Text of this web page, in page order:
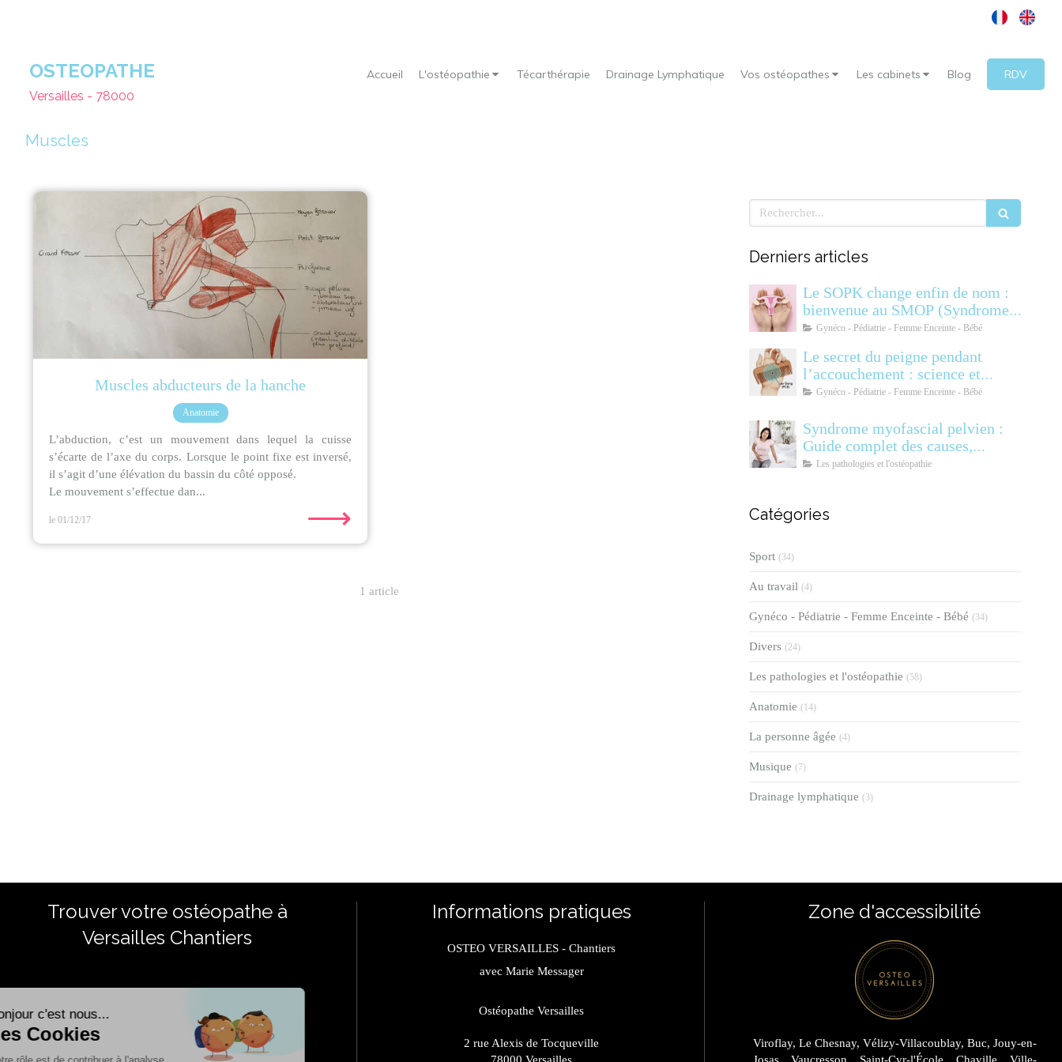
Accueil L'ostéopathie Técarthérapie Drainage Lymphatique Vos ostéopathes Les cabinets Blog RDV
OSTEOPATHE
Versailles - 78000
Muscles
Muscles abducteurs de la hanche
Anatomie
L’abduction, c’est un mouvement dans lequel la cuisse
s’écarte de l’axe du corps. Lorsque le point fixe est inversé,
il s’agit d’une élévation du bassin du côté opposé.
Le mouvement s’effectue dan...
le 01/12/17 ⟶
1 article
Rechercher
Derniers articles
Le SOPK change enfin de nom :
bienvenue au SMOP (Syndrome
Métabolique Ovarien
Gynéco - Pédiatrie - Femme Enceinte - Bébé
Le secret du peigne pendant
l’accouchement : science et
soulagement
Gynéco - Pédiatrie - Femme Enceinte - Bébé
Syndrome myofascial pelvien :
Guide complet des causes,
symptômes, diagnostic et
Les pathologies et l'ostéopathie
Catégories
Sport (34)
Au travail (4)
Gynéco - Pédiatrie - Femme Enceinte - Bébé (34)
Divers (24)
Les pathologies et l'ostéopathie (58)
Anatomie (14)
La personne âgée (4)
Musique (7)
Drainage lymphatique (3)
Trouver votre ostéopathe à
Versailles Chantiers
Informations pratiques
OSTEO VERSAILLES - Chantiers
avec Marie Messager
Ostéopathe Versailles
2 rue Alexis de Tocqueville
Zone d'accessibilité
Viroflay, Le Chesnay, Vélizy-Villacoublay, Buc, Jouy-en-